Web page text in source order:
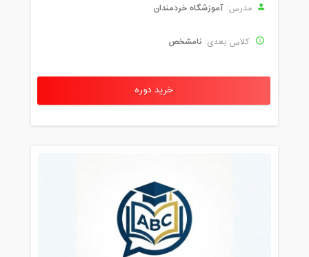
مدرس: آموزشگاه خردمندان
کلاس بعدی: نامشخص
خرید دوره